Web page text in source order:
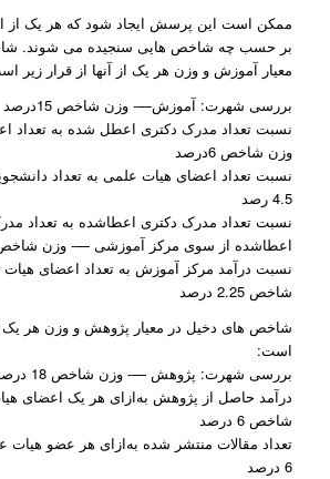
ممکن است این پرسش ایجاد شود که هر یک از
بر حسب چه شاخص هایی سنجیده می شوند.
معیار آموزش و وزن هر یک از آنها از قرار زیر
بررسی شهرت: آموزش—- وزن شاخص 15درصد
نسبت تعداد مدرک دکتری اعطل شده به تعداد
وزن شاخص 6درصد
نسبت تعداد اعضای هیات علمی به تعداد
4.5 رصد
نسبت تعداد مدرک دکتری اعطا‌شده به تعداد
اعطاشده از سوی مرکز آموزشی —- وزن شاخص 2.25
نسبت درآمد مرکز آموزش به تعداد اعضای
شاخص 2.25 درصد
شاخص های دخیل در معیار پژوهش و وزن هر یک از
است:
بررسی شهرت: پژوهش —- وزن شاخص 18 درصد
درآمد حاصل از پژوهش به‌ازای هر یک اعضای
شاخص 6 درصد
تعداد مقالات منتشر شده به‌ازای هر عضو
6 درصد